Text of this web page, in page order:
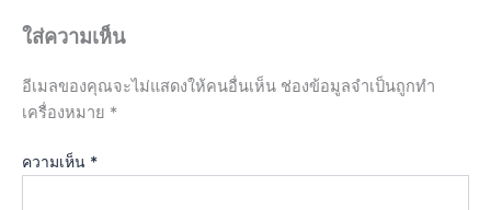
ใส่ความเห็น
อีเมลของคุณจะไม่แสดงให้คนอื่นเห็น ช่องข้อมูลจำเป็นถูกทำ
เครื่องหมาย *
ความเห็น *